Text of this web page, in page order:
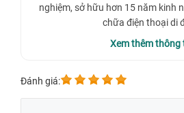
nghiệm, sở hữu hơn 15 năm kinh
chữa điện thoại di
Xem thêm thông
Đánh giá: